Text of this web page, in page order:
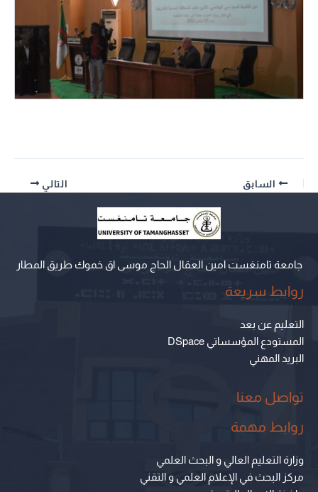
السابق التالي
جامعة تامنغست امين العقال الحاج موسى اق خموك طريق المطار
روابط سريعة
التعليم عن بعد
المستودع المؤسساتي DSpace
البريد المهني
تواصل معنا
روابط مهمة
وزارة التعليم العالي و البحث العلمي
مركز البحث في الإعلام العلمي و التقني